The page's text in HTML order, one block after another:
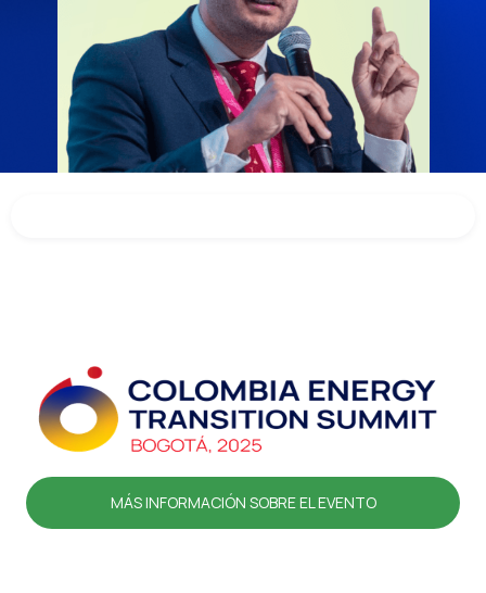
MÁS INFORMACIÓN SOBRE EL EVENTO